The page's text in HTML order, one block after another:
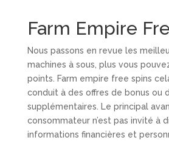
Farm Empire
Nous passons en revue les
machines à sous, plus vous
points. Farm empire free spins
conduit à des offres de bonus ou
supplémentaires. Le principal
consommateur n’est pas invité à
informations financières et